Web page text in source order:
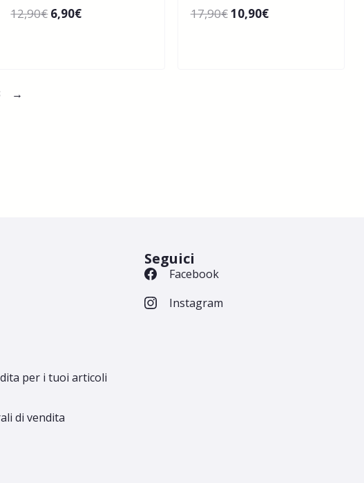
12,90€ 6,90€ 17,90€10,90€
→
per i tuoi articoli
di vendita
Seguici
Facebook
Instagram